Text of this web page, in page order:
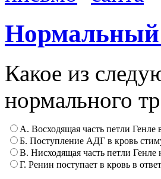
Нормальный
Какое из
нормального
А. Восходящая часть петли
Б. Поступление АДГ в кровь
В. Нисходящая часть петли
Г. Ренин поступает в кровь в